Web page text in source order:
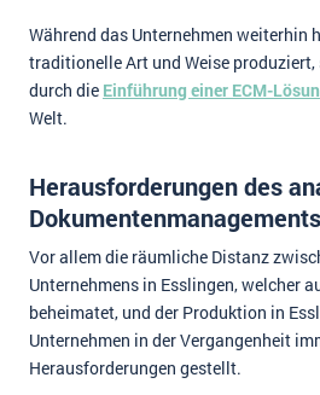
Während das Unternehmen weiterhin
traditionelle Art und Weise
durch die Einführung einer ECM-
Welt.
Herausforderungen des
Dokumentenmanagements
Vor allem die räumliche Distanz
Unternehmens in Esslingen, welcher
beheimatet, und der Produktion in
Unternehmen in der Vergangenheit
Herausforderungen gestellt.